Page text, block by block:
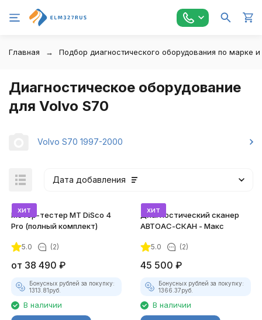
Главная Подбор диагностического оборудования по марке
Диагностическое оборудование
для Volvo S70
Volvo S70 1997-2000
Дата добавления
хит
Мотор-тестер MT DiSco 4
Pro (полный комплект)
5.0 (2)
от 38 490 ₽
Бонусных рублей за покупку:
1313.81руб.
В наличии
хит
Диагностический сканер
АВТОАС-СКАН - Макс
5.0 (2)
45 500 ₽
Бонусных рублей за покупку:
1366.37руб.
В наличии